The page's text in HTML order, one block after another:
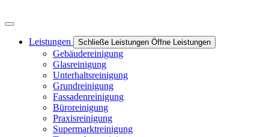
Leistungen Schließe Leistungen Öffne Leistungen
Gebäudereinigung
Glasreinigung
Unterhaltsreinigung
Grundreinigung
Fassadenreinigung
Büroreinigung
Praxisreinigung
Supermarktreinigung